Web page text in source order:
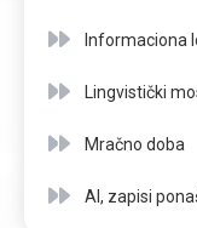
Informaciona
Lingvistički
Mračno doba
AI, zapisi